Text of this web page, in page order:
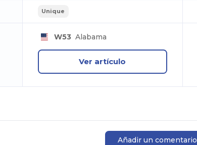
Unique
W53 Alabama
Ver artículo
Añadir un comentario